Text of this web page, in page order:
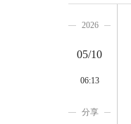
2026
05/10
06:13
分享